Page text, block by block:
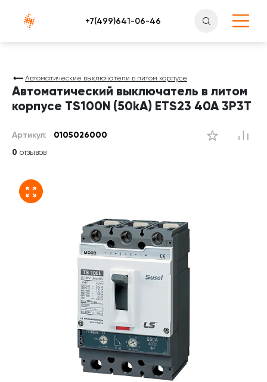
Атлантснаб
Автоматические выключатели в литом корпусе
Автоматический выключатель в литом
корпусе TS100N (50kA) ETS23 40A 3P3T
Артикул: 0105026000